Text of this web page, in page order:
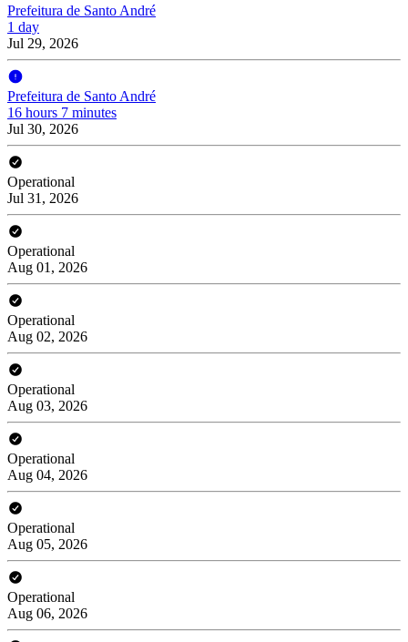
Prefeitura de Santo André
1 day
Jul 29, 2026
Prefeitura de Santo André
16 hours 7 minutes
Jul 30, 2026
Operational
Jul 31, 2026
Operational
Aug 01, 2026
Operational
Aug 02, 2026
Operational
Aug 03, 2026
Operational
Aug 04, 2026
Operational
Aug 05, 2026
Operational
Aug 06, 2026